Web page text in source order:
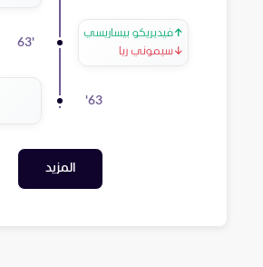
↑فيديريكو بيساريسي
↓سيموني ريا
63'
63
'
المزيد